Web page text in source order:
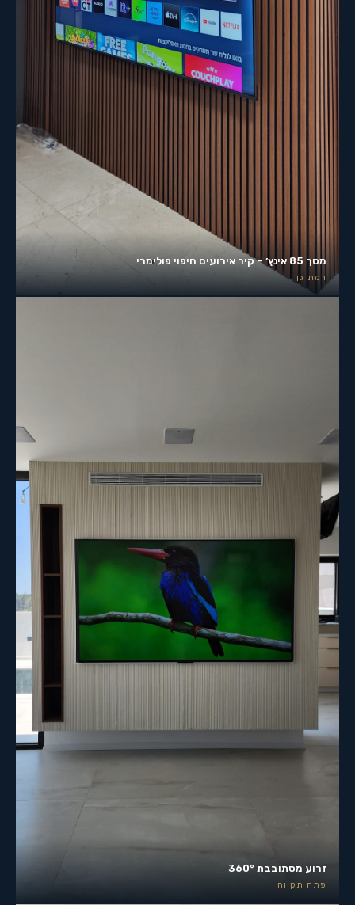
מסך 85 אינץ׳ – קיר אירועים חיפוי פולימרי
רמת גן
זרוע מסתובבת 360°
פתח תקווה